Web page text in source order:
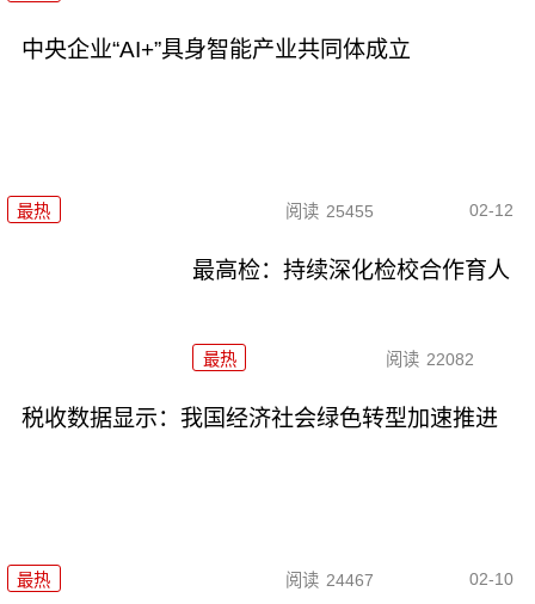
中央企业“AI+”具身智能产业共同体成立
最热 阅读 25455 02-12
最高检：持续深化检校合作育人
最热 阅读 22082
税收数据显示：我国经济社会绿色转型加速推进
最热 阅读 24467 02-10